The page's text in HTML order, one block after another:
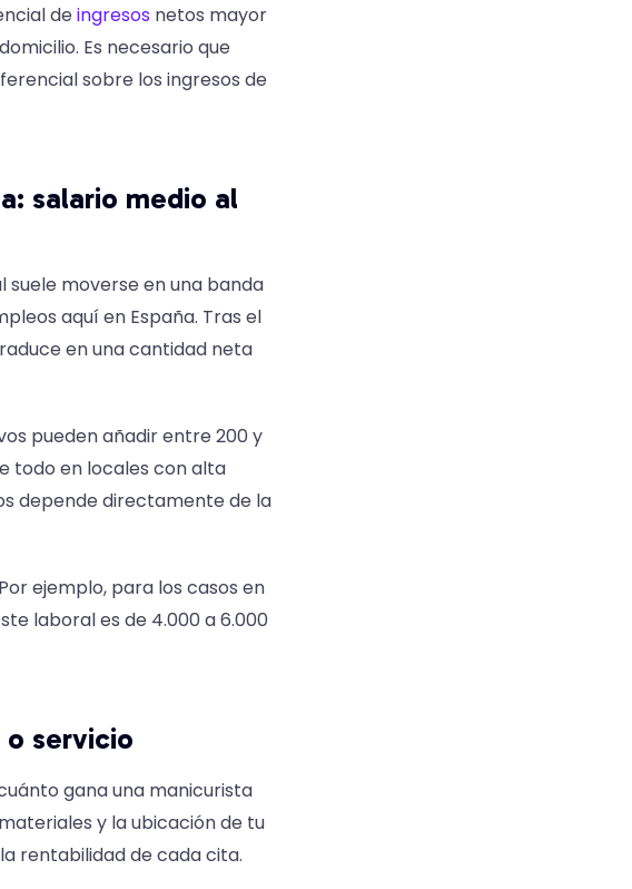
de ingresos netos mayor
Es necesario que
sobre los ingresos de
salario medio al
suele moverse en una banda
aquí en España. Tras el
en una cantidad neta
pueden añadir entre 200 y
todo en locales con alta
depende directamente de la
ejemplo, para los casos en
laboral es de 4.000 a 6.000
o servicio
gana una manicurista
y la ubicación de tu
rentabilidad de cada cita.